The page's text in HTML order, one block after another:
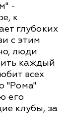
-
к
глубоких
с этим
люди
каждый
всех
"Рома"
его
клубы, за